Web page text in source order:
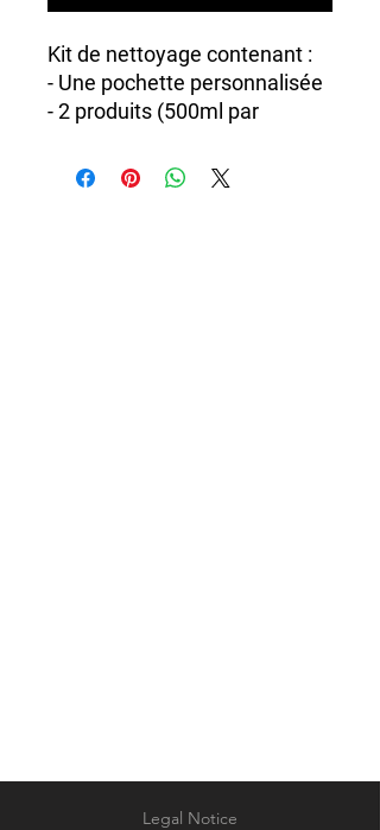
Kit de nettoyage contenant :
- Une pochette personnalisée
- 2 produits (500ml par
- Un chiffon adapté
Legal Notice